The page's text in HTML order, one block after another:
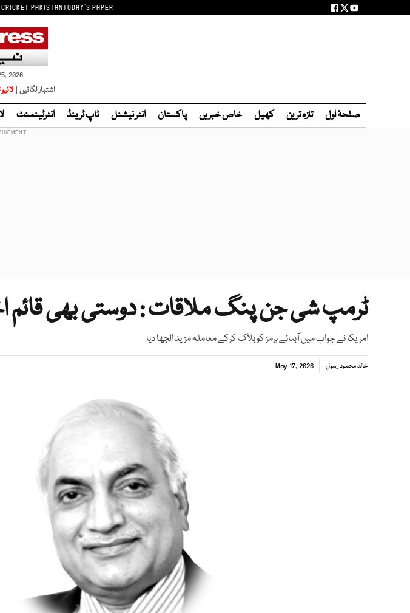
CRICKET PAKISTANTODAY'S PAPER
2026
اشتہار لگائیں |
صفحۂ اول تازہ ترین کھیل خاص خبریں پاکستان انٹر نیشنل ٹاپ ٹرینڈ انٹرٹینمنٹ
ٹرمپ شی جن پنگ ملاقات : دوستی بھی قائم
امریکا نے جواب میں آبنائے ہرمز کو بلاک کرکے معاملہ مزید الجھا دیا
خالد محمود رسول May 17, 2026